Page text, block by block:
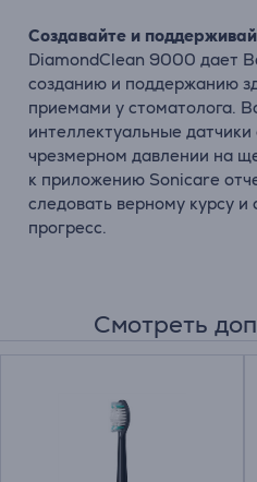
Создавайте и
DiamondClean 9000 дает
созданию и поддержанию
приемами у стоматолога.
интеллектуальные
чрезмерном давлении на
к приложению Sonicare
следовать верному курсу
прогресс.
Смотреть